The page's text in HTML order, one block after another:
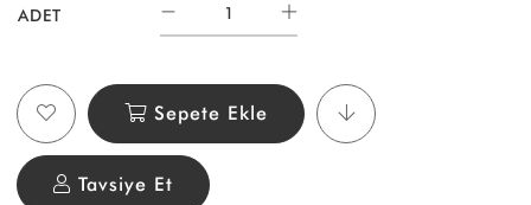
ADET
Sepete Ekle
Tavsiye Et